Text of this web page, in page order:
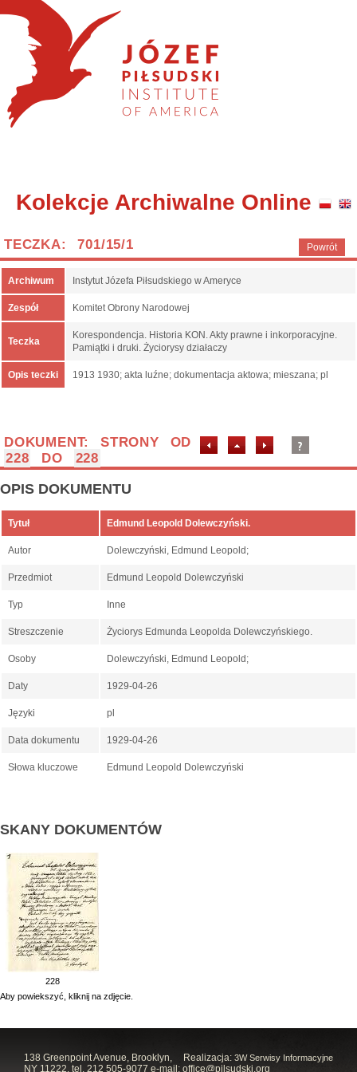
Kolekcje Archiwalne Online
Powrót
TECZKA: 701/15/1
Archiwum Instytut Józefa Piłsudskiego w Ameryce
Zespół Komitet Obrony Narodowej
Teczka
Korespondencja. Historia KON. Akty prawne i inkorporacyjne.
Pamiątki i druki. Życiorysy działaczy
Opis teczki 1913 1930; akta luźne; dokumentacja aktowa; mieszana; pl
DOKUMENT: STRONY OD
228
DO 228
OPIS DOKUMENTU
Tytuł Edmund Leopold Dolewczyński.
Autor Dolewczyński, Edmund Leopold;
Przedmiot Edmund Leopold Dolewczyński
Typ Inne
Streszczenie Życiorys Edmunda Leopolda Dolewczyńskiego.
Osoby Dolewczyński, Edmund Leopold;
Daty 1929-04-26
Języki pl
Data dokumentu 1929-04-26
Słowa kluczowe Edmund Leopold Dolewczyński
SKANY DOKUMENTÓW
228
Aby powiekszyć, kliknij na zdjęcie.
Realizacja: 3W Serwisy Informacyjne
138 Greenpoint Avenue, Brooklyn,
NY 11222, tel. 212 505-9077 e-mail: office@pilsudski.org